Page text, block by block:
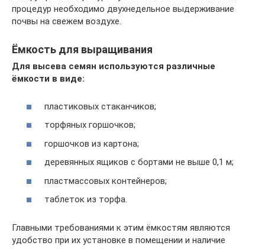
процедур необходимо двухнедельное выдерживание
почвы на свежем воздухе.
Ёмкость для выращивания
Для высева семян используются различные
ёмкости в виде:
пластиковых стаканчиков;
торфяных горшочков;
горшочков из картона;
деревянных ящиков с бортами не выше 0,1 м;
пластмассовых контейнеров;
таблеток из торфа.
Главными требованиями к этим ёмкостям являются
удобство при их установке в помещении и наличие